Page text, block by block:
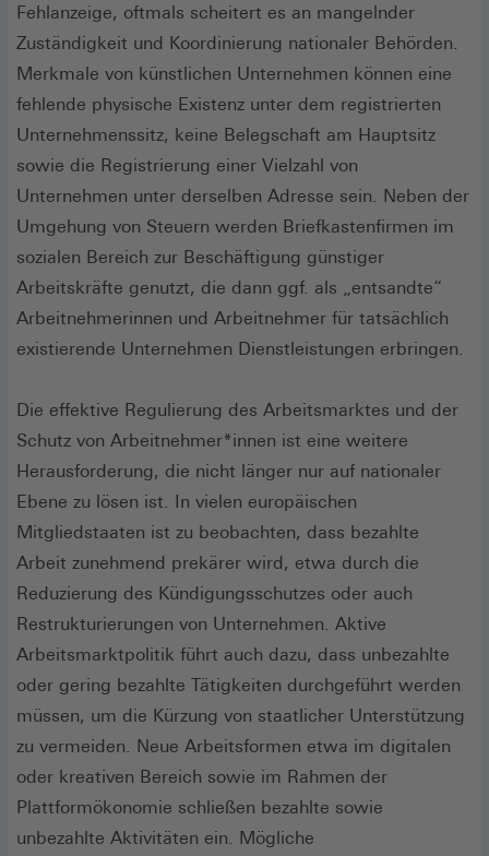
Fehlanzeige, oftmals scheitert es an mangelnder
Zuständigkeit und Koordinierung nationaler Behörden.
Merkmale von künstlichen Unternehmen können eine
fehlende physische Existenz unter dem registrierten
Unternehmenssitz, keine Belegschaft am Hauptsitz
sowie die Registrierung einer Vielzahl von
Unternehmen unter derselben Adresse sein. Neben der
Umgehung von Steuern werden Briefkastenfirmen im
sozialen Bereich zur Beschäftigung günstiger
Arbeitskräfte genutzt, die dann ggf. als „entsandte“
Arbeitnehmerinnen und Arbeitnehmer für tatsächlich
existierende Unternehmen Dienstleistungen erbringen.
Die effektive Regulierung des Arbeitsmarktes und der
Schutz von Arbeitnehmer*innen ist eine weitere
Herausforderung, die nicht länger nur auf nationaler
Ebene zu lösen ist. In vielen europäischen
Mitgliedstaaten ist zu beobachten, dass bezahlte
Arbeit zunehmend prekärer wird, etwa durch die
Reduzierung des Kündigungsschutzes oder auch
Restrukturierungen von Unternehmen. Aktive
Arbeitsmarktpolitik führt auch dazu, dass unbezahlte
oder gering bezahlte Tätigkeiten durchgeführt werden
müssen, um die Kürzung von staatlicher Unterstützung
zu vermeiden. Neue Arbeitsformen etwa im digitalen
oder kreativen Bereich sowie im Rahmen der
Plattformökonomie schließen bezahlte sowie
unbezahlte Aktivitäten ein. Mögliche